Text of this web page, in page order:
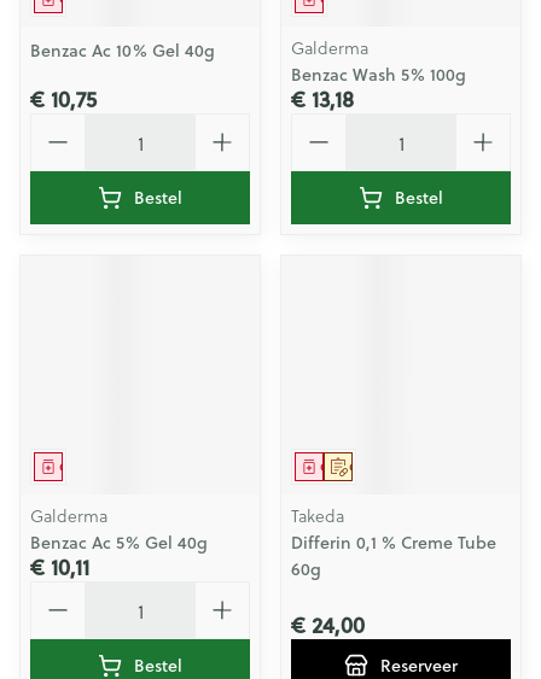
Benzac Ac 10% Gel 40g
€ 10,75
Bestel
Galderma
Benzac Wash 5% 100g
€ 13,18
Bestel
Geneesmiddel
Galderma
Benzac Ac 5% Gel 40g
€ 10,11
Bestel
Op voorschrift
Geneesmiddel
Takeda
Differin 0,1 % Creme Tube
60g
€ 24,00
Reserveer